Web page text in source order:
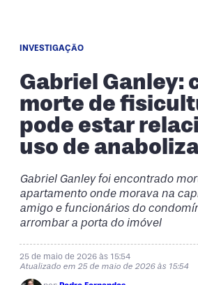
INVESTIGAÇÃO
Gabriel Ganley:
morte de
pode estar
uso de
Gabriel Ganley foi encontrado
apartamento onde morava na
amigo e funcionários do
arrombar a porta do imóvel
25 de maio de 2026 às 15:54
Atualizado em 25 de maio de 2026 às 15:54